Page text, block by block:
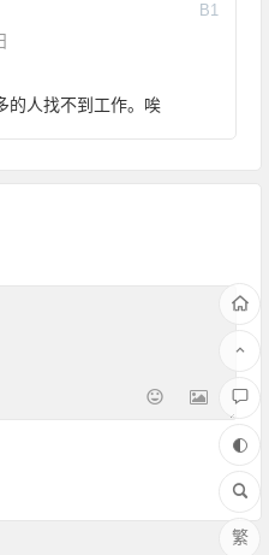
B1
的人找不到工作。唉
繁